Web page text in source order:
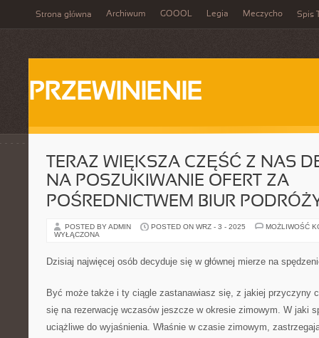
Strona główna Archiwum GOOOL Legia Meczycho Spis
PRZEWINIENIE
TERAZ WIĘKSZA CZĘŚĆ Z NAS
NA POSZUKIWANIE OFERT ZA
POŚREDNICTWEM BIUR
POSTED BY ADMIN POSTED ON WRZ - 3 - 2025
MOŻLIWOŚĆ
WYŁĄCZONA
Dzisiaj najwięcej osób decyduje się w głównej mierze na
Być może także i ty ciągle zastanawiasz się, z jakiej przyczyny
się na rezerwację wczasów jeszcze w okresie zimowym. W jaki
uciążliwe do wyjaśnienia. Właśnie w czasie zimowym,